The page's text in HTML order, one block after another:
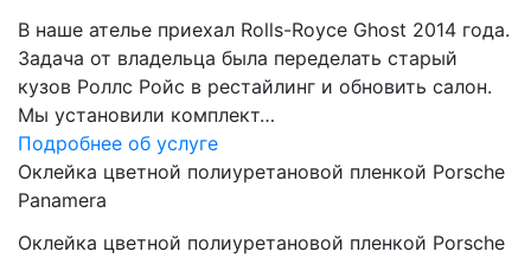
В наше ателье приехал Rolls-Royce Ghost 2014 года.
Задача от владельца была переделать старый
кузов Роллс Ройс в рестайлинг и обновить салон.
Мы установили комплект…
Подробнее об услуге
Оклейка цветной полиуретановой пленкой Porsche
Panamera
Оклейка цветной полиуретановой пленкой Porsche